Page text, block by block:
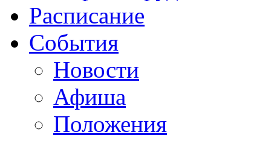
Расписание
События
Новости
Афиша
Положения